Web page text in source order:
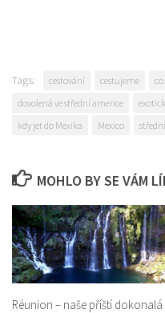
Tags: cestování cestujeme
dovolená ve střední americe
kdy jet do Mexika
Mexico
MOHLO BY SE VÁM
Réunion – naše příští dokonalá